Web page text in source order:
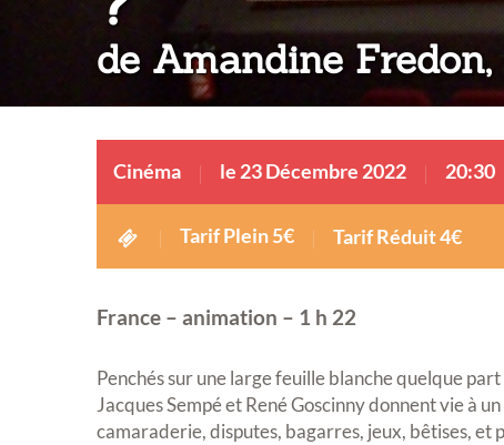
de Amandine
Cinéma le 23 Décembre 2022 20:30
Tarif Plein 5€ Tarif Réduit 4€
France – animation – 1 h 22
Penchés sur une large feuille blanche quelque
Jacques Sempé et René Goscinny donnent vie à
camaraderie, disputes, bagarres, jeux, bêtises, et